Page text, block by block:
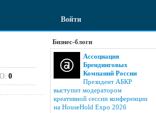
Войти
0
Бизнес-блоги
Ассоциация
Брендинговых
Компаний России
Президент АБКР
выступит модератором
креативной сессии конференции
на HouseHold Expo 2026